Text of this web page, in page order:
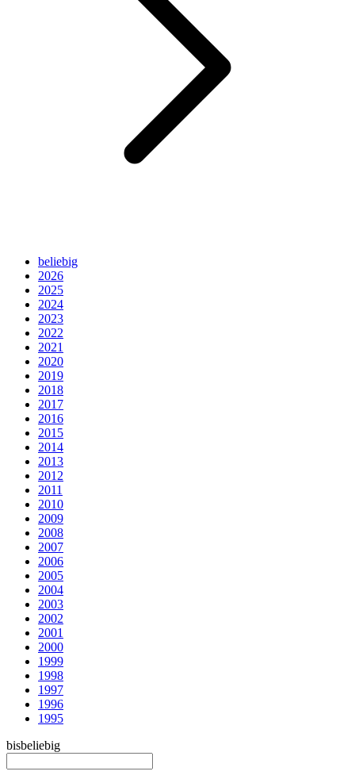
beliebig
2026
2025
2024
2023
2022
2021
2020
2019
2018
2017
2016
2015
2014
2013
2012
2011
2010
2009
2008
2007
2006
2005
2004
2003
2002
2001
2000
1999
1998
1997
1996
1995
bisbeliebig